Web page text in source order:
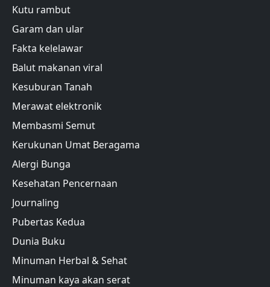
Kutu rambut
Garam dan ular
Fakta kelelawar
Balut makanan viral
Kesuburan Tanah
Merawat elektronik
Membasmi Semut
Kerukunan Umat Beragama
Alergi Bunga
Kesehatan Pencernaan
Journaling
Pubertas Kedua
Dunia Buku
Minuman Herbal & Sehat
Minuman kaya akan serat